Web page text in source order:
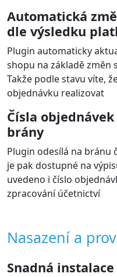
Automatická
dle výsledku
Plugin automaticky
shopu na základě změn
Takže podle stavu víte,
objednávku realizovat
Čísla
brány
Plugin odesílá na bránu
je pak dostupné na
uvedeno i číslo
zpracování účetnictví
Nasazení a
Snadná instalace